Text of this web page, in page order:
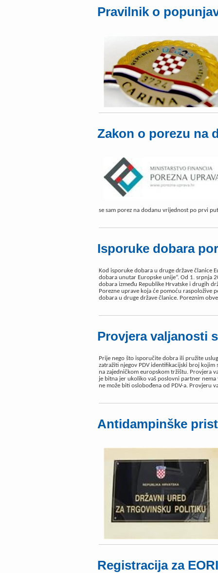
Pravilnik o
Zakon o porezu na
se sam porez na dodanu vrijednost po prvi
Isporuke dobara
Kod isporuke dobara u druge države članice
dobara unutar Europske unije“. Od 1. srpnja
dobara između Republike Hrvatske i drugih
Porezne uprave koja će pomoću raspoložive
dobara u druge države članice. Poreznim
Provjera valjanosti
Prije nego što isporučite dobra ili pružite
zatražiti njegov PDV identifikacijski broj
na zajedničkom europskom tržištu. Provjera
je bitna jer ukoliko vaš poslovni partner
ne može biti oslobođena od PDV-a. Provjeru
Antidampinške
Registracija za